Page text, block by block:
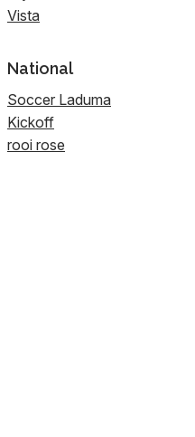
Vista
National
Soccer Laduma
Kickoff
rooi rose